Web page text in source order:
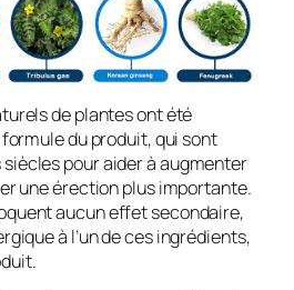
de plantes ont été
du produit, qui sont
pour aider à augmenter
une érection plus importante.
aucun effet secondaire,
à l’un de ces ingrédients,